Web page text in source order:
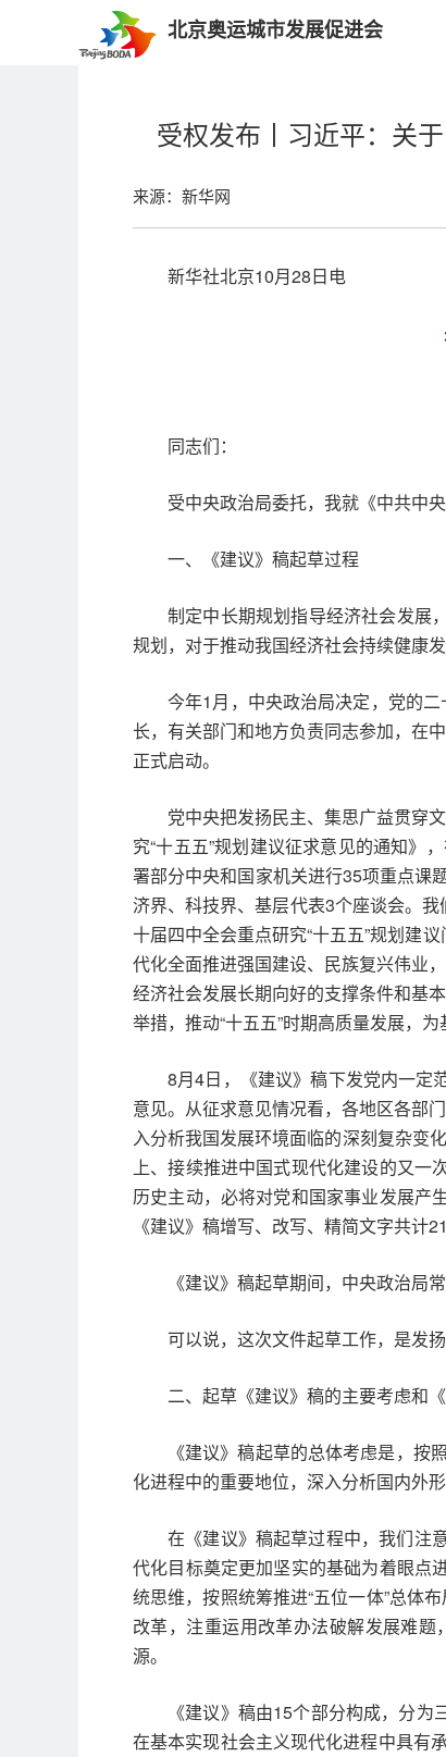
北京奥运城市发展促进会
受权发布丨习近平：关
来源：新华网
新华社北京10月28日电
同志们：
受中央政治局委托，我就《中共中
一、《建议》稿起草过程
制定中长期规划指导经济社会发展
规划，对于推动我国经济社会持续健康
今年1月，中央政治局决定，党的
长，有关部门和地方负责同志参加，在
正式启动。
党中央把发扬民主、集思广益贯穿
究“十五五”规划建议征求意见的通知》
署部分中央和国家机关进行35项重点课
济界、科技界、基层代表3个座谈会。
十届四中全会重点研究“十五五”规划建
代化全面推进强国建设、民族复兴伟业
经济社会发展长期向好的支撑条件和基
举措，推动“十五五”时期高质量发展，
8月4日，《建议》稿下发党内一定
意见。从征求意见情况看，各地区各部
入分析我国发展环境面临的深刻复杂变
上、接续推进中国式现代化建设的又一
历史主动，必将对党和国家事业发展产
《建议》稿增写、改写、精简文字共计
《建议》稿起草期间，中央政治局
可以说，这次文件起草工作，是发
二、起草《建议》稿的主要考虑和
《建议》稿起草的总体考虑是，按
化进程中的重要地位，深入分析国内外
在《建议》稿起草过程中，我们注
代化目标奠定更加坚实的基础为着眼点
统思维，按照统筹推进“五位一体”总体
改革，注重运用改革办法破解发展难
源。
《建议》稿由15个部分构成，分
在基本实现社会主义现代化进程中具有